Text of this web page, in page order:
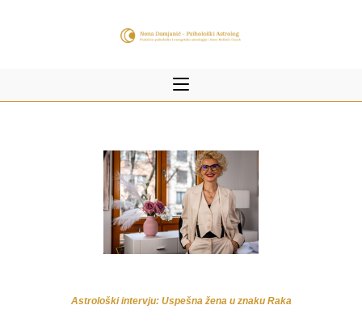
Astrološki intervju: Uspešna žena u znaku Raka